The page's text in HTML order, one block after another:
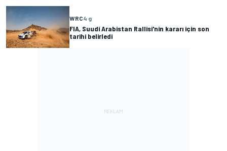
WRC4 g
FIA, Suudi Arabistan Rallisi'nin kararı için son
tarihi belirledi